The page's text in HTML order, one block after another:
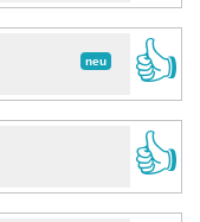
neu
👍
👍